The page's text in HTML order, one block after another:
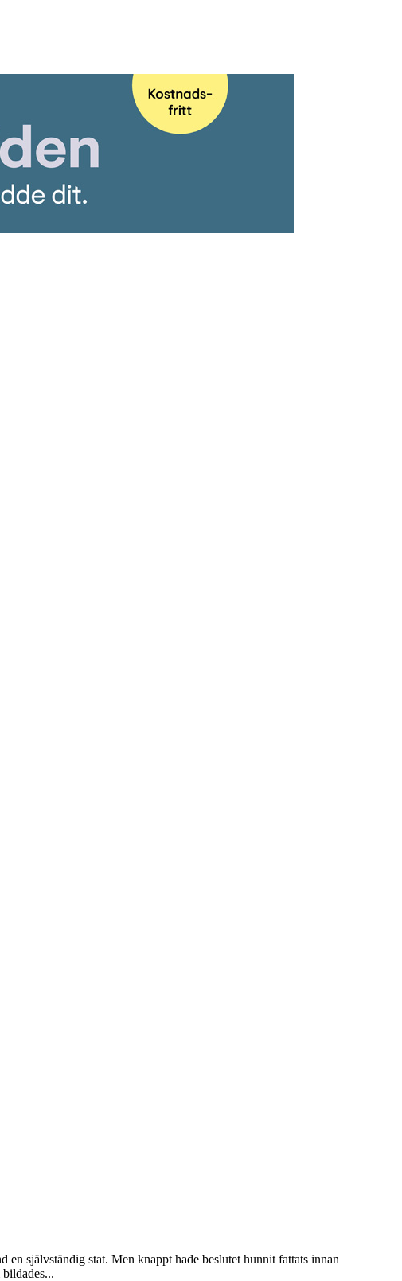
självständig stat. Men knappt hade beslutet hunnit fattats innan